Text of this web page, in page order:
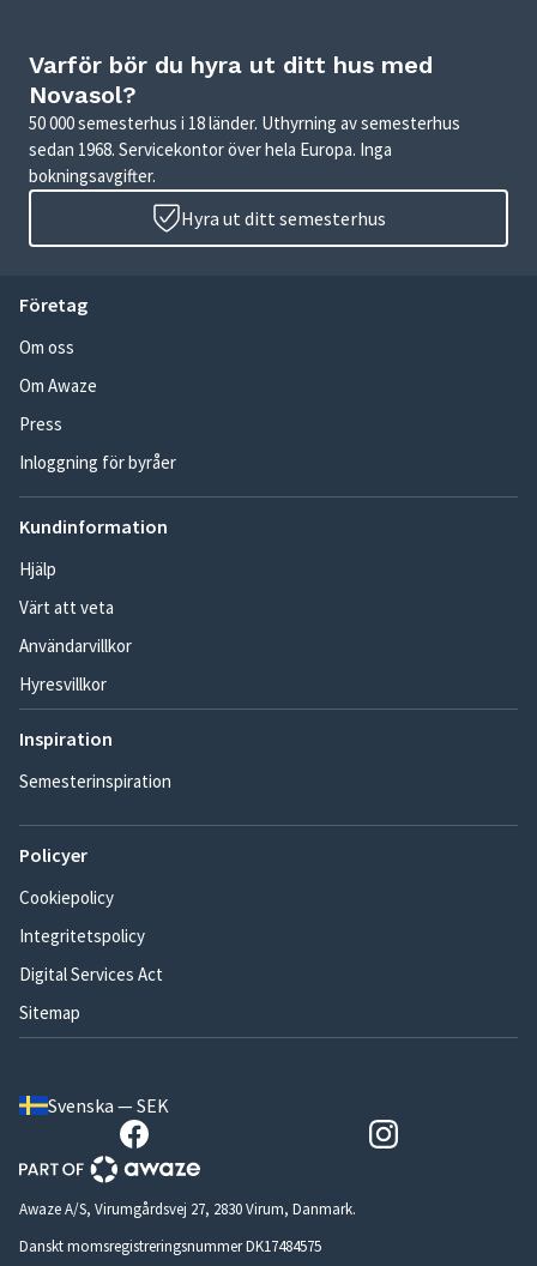
Varför bör du hyra ut ditt hus med
Novasol?
50 000 semesterhus i 18 länder. Uthyrning av semesterhus
sedan 1968. Servicekontor över hela Europa. Inga
bokningsavgifter.
Hyra ut ditt semesterhus
Företag
Om oss
Om Awaze
Press
Inloggning för byråer
Kundinformation
Hjälp
Värt att veta
Användarvillkor
Hyresvillkor
Inspiration
Semesterinspiration
Policyer
Cookiepolicy
Integritetspolicy
Digital Services Act
Sitemap
Svenska — SEK
Awaze A/S, Virumgårdsvej 27, 2830 Virum, Danmark.
Danskt momsregistreringsnummer DK17484575